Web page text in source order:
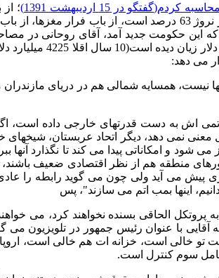
کردم(گفتگو در15 اردیبهشت 1391) ؛
نروژ63 درصد است، از باب فرار مغزها، از
که این حکومت جدید آمد، آقای روحانی در
دلار زیان دیده است(10 سال اقلا 4225 میلیارد
می دهد:
نیست، همسایه شمالی هم در دریای
اش به دست قدرتهای خارجی داده است،
معنی نمی دهد، دیگر اتحاد عربستان،
و امکاناتی پیدا می کند تا نگذارد آنها
منطقه هم از نظر اقتصادی ضعیف
پیش می آید ولی چون می گوید رابطه را
اینها بمب اتم می سازند"، پس
پروتکل الحاقی بسنده نخواهند کرد، می
آقایی با عنوان رئیس جمهور در تلویزیون می
دست تو خالی است، خزانه ات هم خالی است،
عامل سوم کنترل است.